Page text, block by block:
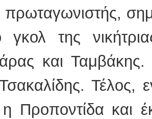
γκολ της
και
Τέλος,
Προποντίδα και